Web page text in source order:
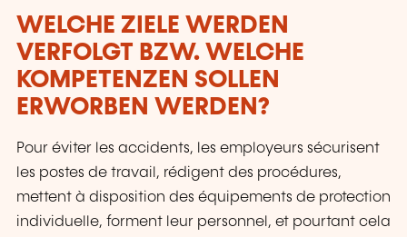
WELCHE ZIELE WERDEN
VERFOLGT BZW. WELCHE
KOMPETENZEN SOLLEN
ERWORBEN WERDEN?
Pour éviter les accidents, les employeurs sécurisent
les postes de travail, rédigent des procédures,
mettent à disposition des équipements de protection
individuelle, forment leur personnel, et pourtant cela